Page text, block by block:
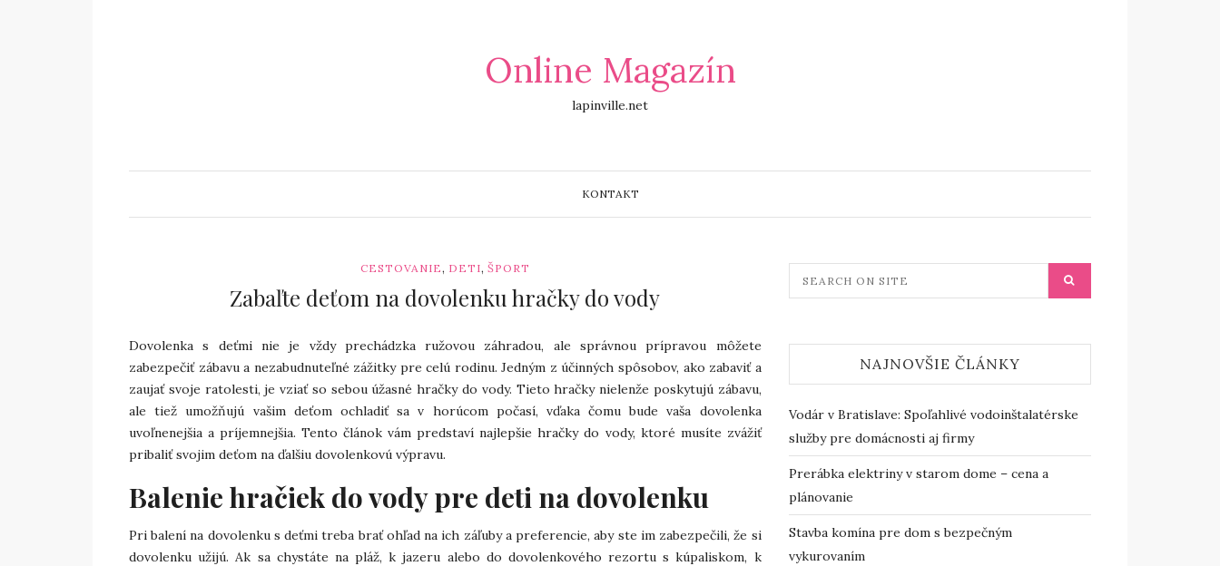
Online Magazín
lapinville.net
KONTAKT
CESTOVANIE, DETI, ŠPORT
Zabaľte deťom na dovolenku hračky do vody
Dovolenka s deťmi nie je vždy prechádzka ružovou záhradou, ale správnou prípravou môžete
zabezpečiť zábavu a nezabudnuteľné zážitky pre celú rodinu. Jedným z účinných spôsobov, ako zabaviť a
zaujať svoje ratolesti, je vziať so sebou úžasné hračky do vody. Tieto hračky nielenže poskytujú zábavu,
ale tiež umožňujú vašim deťom ochladiť sa v horúcom počasí, vďaka čomu bude vaša dovolenka
uvoľnenejšia a príjemnejšia. Tento článok vám predstaví najlepšie hračky do vody, ktoré musíte zvážiť
pribaliť svojim deťom na ďalšiu dovolenkovú výpravu.
Balenie hračiek do vody pre deti na dovolenku
Pri balení na dovolenku s deťmi treba brať ohľad na ich záľuby a preferencie, aby ste im zabezpečili, že si
dovolenku užijú. Ak sa chystáte na pláž, k jazeru alebo do dovolenkového rezortu s kúpaliskom, k
NAJNOVŠIE ČLÁNKY
Vodár v Bratislave: Spoľahlivé vodoinštalatérske
služby pre domácnosti aj firmy
Prerábka elektriny v starom dome – cena a
plánovanie
Stavba komína pre dom s bezpečným
vykurovaním